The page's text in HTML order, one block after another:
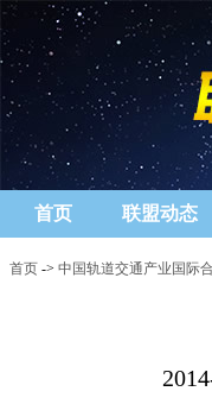
首页 联盟动态
首页 -> 中国轨道交通产业国际